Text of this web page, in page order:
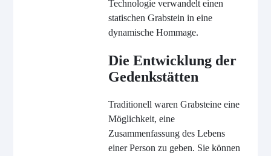
Technologie verwandelt einen
statischen Grabstein in eine
dynamische Hommage.
Die Entwicklung der
Gedenkstätten
Traditionell waren Grabsteine eine
Möglichkeit, eine
Zusammenfassung des Lebens
einer Person zu geben. Sie können